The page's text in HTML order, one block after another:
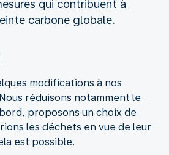
qui contribuent à
carbone globale.
modifications à nos
réduisons notamment le
proposons un choix de
les déchets en vue de leur
est possible.